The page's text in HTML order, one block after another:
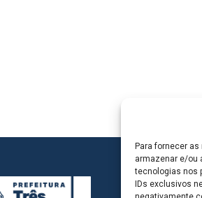
Para fornecer
armazenar e/ou
tecnologias nos
IDs exclusivos